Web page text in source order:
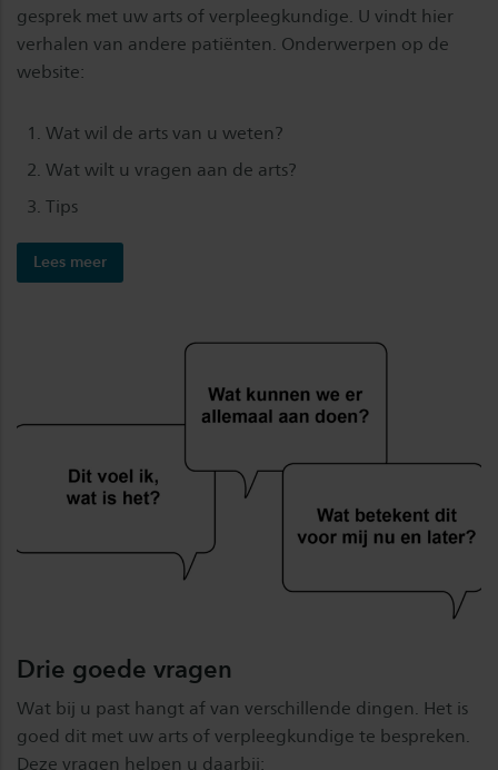
gesprek met uw arts of verpleegkundige. U vindt hier
verhalen van andere patiënten. Onderwerpen op de
website:
Wat wil de arts van u weten?
Wat wilt u vragen aan de arts?
Tips
Lees meer
Drie goede vragen
Wat bij u past hangt af van verschillende dingen. Het is
goed dit met uw arts of verpleegkundige te bespreken.
Deze vragen helpen u daarbij: